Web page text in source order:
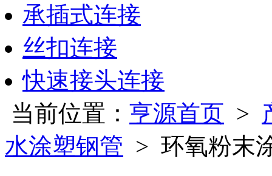
承插式连接
丝扣连接
快速接头连接
当前位置： 亨源首页 >
水涂塑钢管 > 环氧粉末